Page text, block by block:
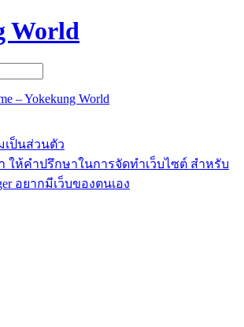
World
– Yokekung World
เป็นส่วนตัว
ให้คำปรึกษาในการจัดทำเว็บไซต์ สำหรับ
อยากมีเว็บของตนเอง